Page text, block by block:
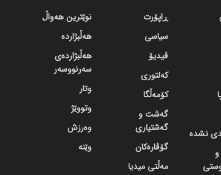
نشده
ڕاپۆرت
سیاسی
ڤیدیۆ
کەلتوری
کۆمەڵگا
گه‌شت و
گه‌شتیاری
گۆڤاره‌کان
مەڵتی میدیا
نوێترین هەواڵ
هەڵبژاردە
هەڵبژاردەی
سەرنووسەر
وتار
وتووێژ
وەرزش
وێنە